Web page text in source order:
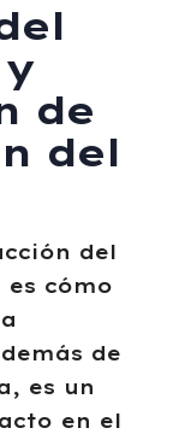
de
del
del
cómo
de
es un
en el